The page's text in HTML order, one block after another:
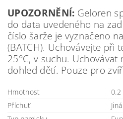
UPOZORNĚNÍ: Geloren
do data uvedeného na
číslo šarže je vyznačeno
(BATCH). Uchovávejte při
25°C, v suchu. Uchovávat
dohled dětí. Pouze pro
Hmotnost
0.2
Příchuť